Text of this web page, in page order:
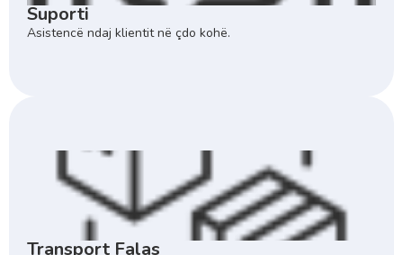
Suporti
Asistencë ndaj klientit në çdo kohë.
Transport Falas